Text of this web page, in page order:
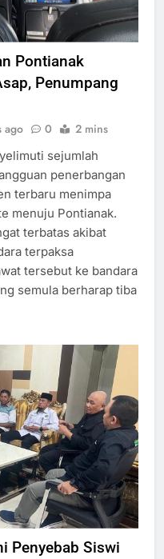
Pontianak
Penumpang
ago 0 2 mins
sejumlah
penerbangan
terbaru menimpa
menuju Pontianak.
terbatas akibat
terpaksa
tersebut ke bandara
semula berharap tiba
Penyebab Siswi